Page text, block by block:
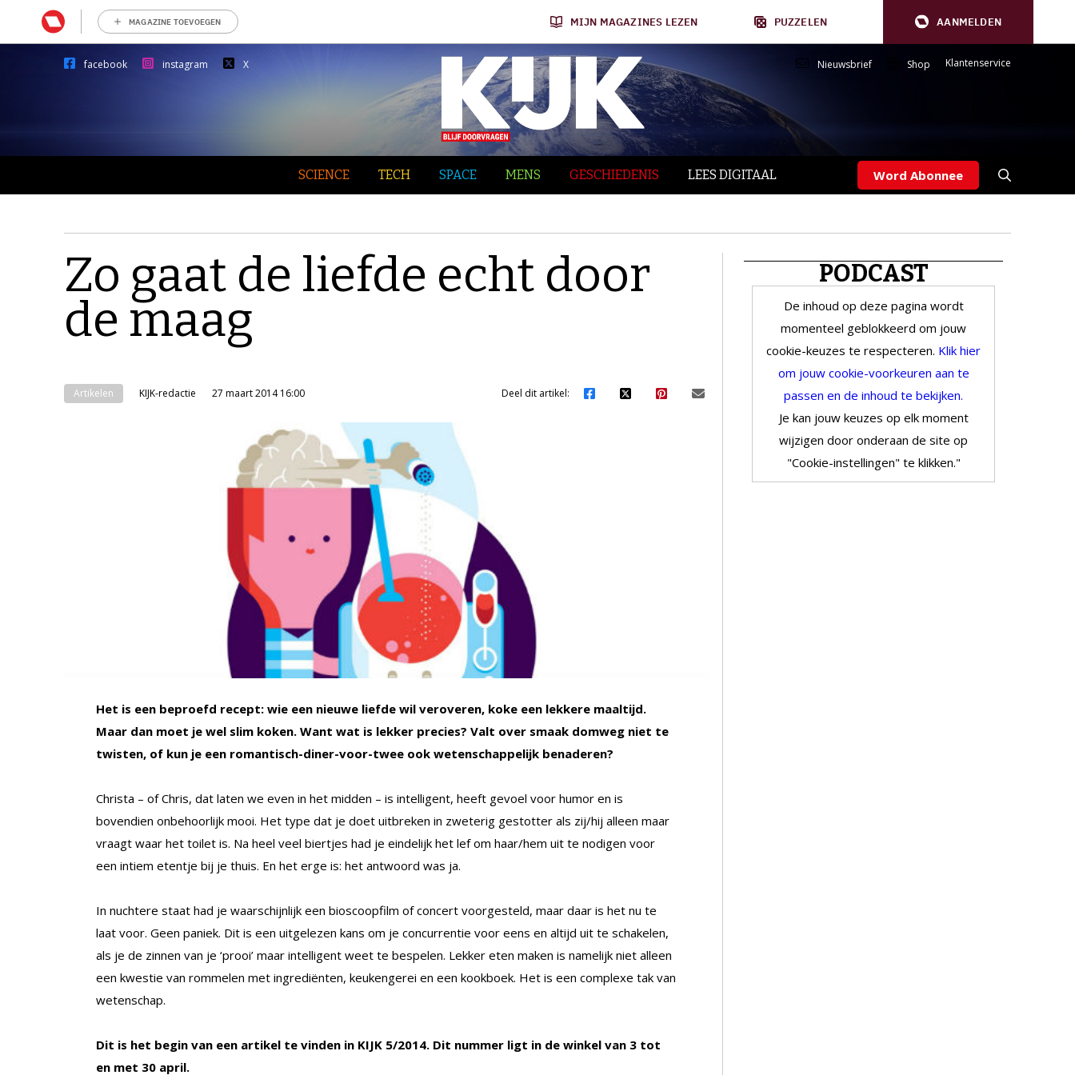
MAGAZINE TOEVOEGEN MIJN MAGAZINES LEZEN PUZZELEN AANMELDEN
facebook instagram X Nieuwsbrief Shop Klantenservice
SCIENCE TECH SPACE MENS GESCHIEDENIS LEES DIGITAAL Word Abonnee
Zo gaat de liefde echt door
de maag
Artikelen KIJK-redactie 27 maart 2014 16:00 Deel dit artikel:
Het is een beproefd recept: wie een nieuwe liefde wil veroveren, koke een lekkere maaltijd.
Maar dan moet je wel slim koken. Want wat is lekker precies? Valt over smaak domweg niet te
twisten, of kun je een romantisch-diner-voor-twee ook wetenschappelijk benaderen?
Christa – of Chris, dat laten we even in het midden – is intelligent, heeft gevoel voor humor en is
bovendien onbehoorlijk mooi. Het type dat je doet uitbreken in zweterig gestotter als zij/hij alleen maar
vraagt waar het toilet is. Na heel veel biertjes had je eindelijk het lef om haar/hem uit te nodigen voor
een intiem etentje bij je thuis. En het erge is: het antwoord was ja.
In nuchtere staat had je waarschijnlijk een bioscoopfilm of concert voorgesteld, maar daar is het nu te
laat voor. Geen paniek. Dit is een uitgelezen kans om je concurrentie voor eens en altijd uit te schakelen,
als je de zinnen van je ‘prooi’ maar intelligent weet te bespelen. Lekker eten maken is namelijk niet alleen
een kwestie van rommelen met ingrediënten, keukengerei en een kookboek. Het is een complexe tak van
wetenschap.
Dit is het begin van een artikel te vinden in KIJK 5/2014. Dit nummer ligt in de winkel van 3 tot
en met 30 april.
PODCAST
De inhoud op deze pagina wordt
momenteel geblokkeerd om jouw
cookie-keuzes te respecteren. Klik hier
om jouw cookie-voorkeuren aan te
passen en de inhoud te bekijken.
Je kan jouw keuzes op elk moment
wijzigen door onderaan de site op
"Cookie-instellingen" te klikken."